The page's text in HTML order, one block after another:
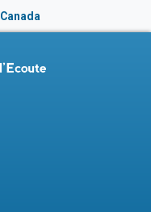
Canada